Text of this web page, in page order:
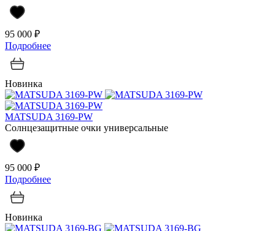
95 000 ₽
Подробнее
Новинка
MATSUDA 3169-PW
Солнцезащитные очки универсальные
95 000 ₽
Подробнее
Новинка